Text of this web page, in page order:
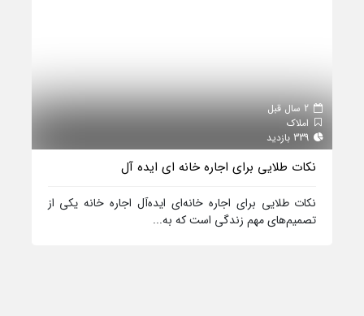
املاک
نکات طلایی برای اجاره خانه ای ایده آل
نکات طلایی برای اجاره خانه‌ای ایده‌آل اجاره خانه یکی از
تصمیم‌های مهم زندگی است که به...